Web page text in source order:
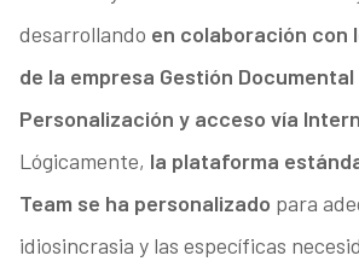
desarrollando en colaboración con
de la empresa Gestión
Personalización y acceso vía
Lógicamente, la plataforma
Team se ha personalizado para
idiosincrasia y las específicas